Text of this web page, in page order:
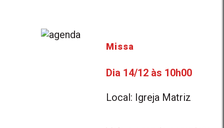
Missa
Dia 14/12 às 10h00
Local: Igreja Matriz